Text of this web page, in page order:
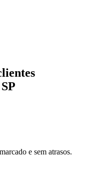
e sem atrasos.